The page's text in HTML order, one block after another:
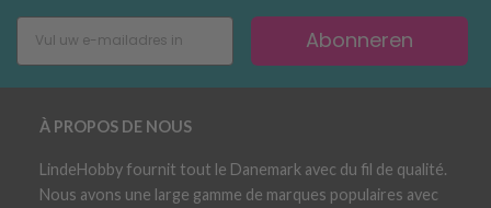
Abonneren
À PROPOS DE NOUS
LindeHobby fournit tout le Danemark avec du fil de qualité.
Nous avons une large gamme de marques populaires avec